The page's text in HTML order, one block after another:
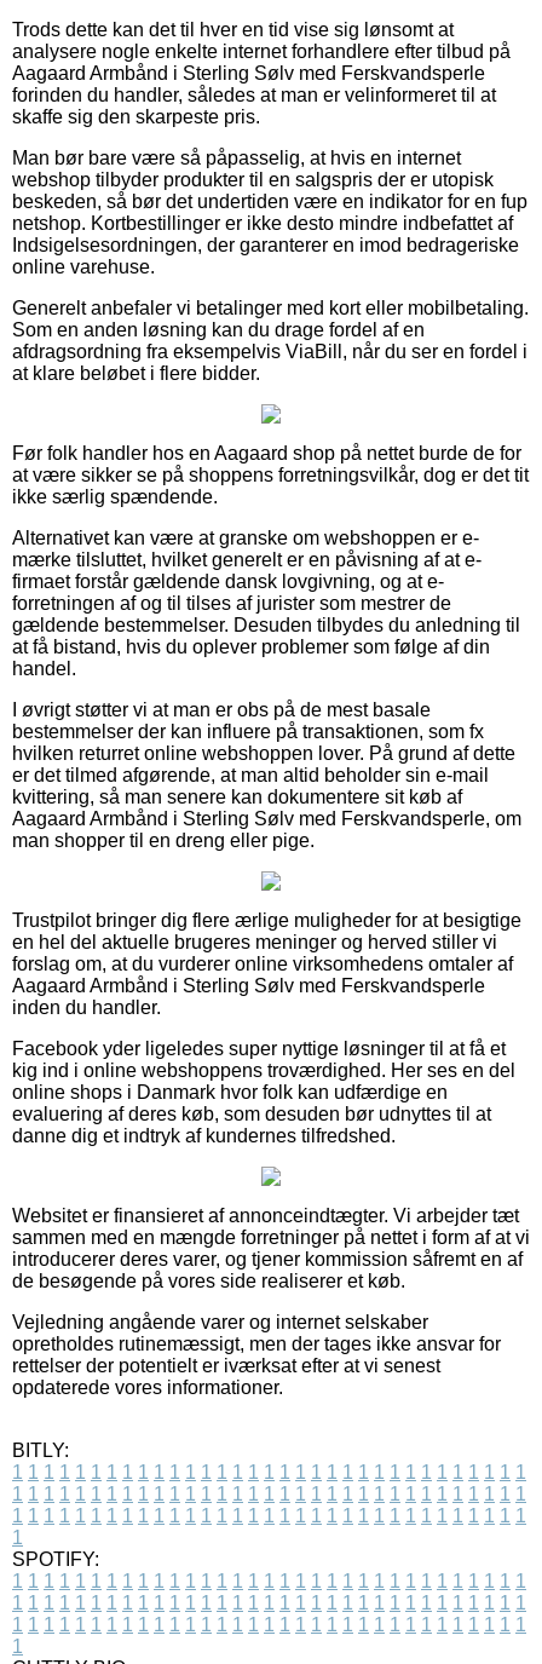
Trods dette kan det til hver en tid vise sig lønsomt at
analysere nogle enkelte internet forhandlere efter tilbud på
Aagaard Armbånd i Sterling Sølv med Ferskvandsperle
forinden du handler, således at man er velinformeret til at
skaffe sig den skarpeste pris.
Man bør bare være så påpasselig, at hvis en internet
webshop tilbyder produkter til en salgspris der er utopisk
beskeden, så bør det undertiden være en indikator for en fup
netshop. Kortbestillinger er ikke desto mindre indbefattet af
Indsigelsesordningen, der garanterer en imod bedrageriske
online varehuse.
Generelt anbefaler vi betalinger med kort eller mobilbetaling.
Som en anden løsning kan du drage fordel af en
afdragsordning fra eksempelvis ViaBill, når du ser en fordel i
at klare beløbet i flere bidder.
Før folk handler hos en Aagaard shop på nettet burde de for
at være sikker se på shoppens forretningsvilkår, dog er det tit
ikke særlig spændende.
Alternativet kan være at granske om webshoppen er e-
mærke tilsluttet, hvilket generelt er en påvisning af at e-
firmaet forstår gældende dansk lovgivning, og at e-
forretningen af og til tilses af jurister som mestrer de
gældende bestemmelser. Desuden tilbydes du anledning til
at få bistand, hvis du oplever problemer som følge af din
handel.
I øvrigt støtter vi at man er obs på de mest basale
bestemmelser der kan influere på transaktionen, som fx
hvilken returret online webshoppen lover. På grund af dette
er det tilmed afgørende, at man altid beholder sin e-mail
kvittering, så man senere kan dokumentere sit køb af
Aagaard Armbånd i Sterling Sølv med Ferskvandsperle, om
man shopper til en dreng eller pige.
Trustpilot bringer dig flere ærlige muligheder for at besigtige
en hel del aktuelle brugeres meninger og herved stiller vi
forslag om, at du vurderer online virksomhedens omtaler af
Aagaard Armbånd i Sterling Sølv med Ferskvandsperle
inden du handler.
Facebook yder ligeledes super nyttige løsninger til at få et
kig ind i online webshoppens troværdighed. Her ses en del
online shops i Danmark hvor folk kan udfærdige en
evaluering af deres køb, som desuden bør udnyttes til at
danne dig et indtryk af kundernes tilfredshed.
Websitet er finansieret af annonceindtægter. Vi arbejder tæt
sammen med en mængde forretninger på nettet i form af at vi
introducerer deres varer, og tjener kommission såfremt en af
de besøgende på vores side realiserer et køb.
Vejledning angående varer og internet selskaber
opretholdes rutinemæssigt, men der tages ikke ansvar for
rettelser der potentielt er iværksat efter at vi senest
opdaterede vores informationer.
BITLY:
1 1 1 1 1 1 1 1 1 1 1 1 1 1 1 1 1 1 1 1 1 1 1 1 1 1 1 1 1 1 1 1 1
1 1 1 1 1 1 1 1 1 1 1 1 1 1 1 1 1 1 1 1 1 1 1 1 1 1 1 1 1 1 1 1 1
1 1 1 1 1 1 1 1 1 1 1 1 1 1 1 1 1 1 1 1 1 1 1 1 1 1 1 1 1 1 1 1 1
1
SPOTIFY:
1 1 1 1 1 1 1 1 1 1 1 1 1 1 1 1 1 1 1 1 1 1 1 1 1 1 1 1 1 1 1 1 1
1 1 1 1 1 1 1 1 1 1 1 1 1 1 1 1 1 1 1 1 1 1 1 1 1 1 1 1 1 1 1 1 1
1 1 1 1 1 1 1 1 1 1 1 1 1 1 1 1 1 1 1 1 1 1 1 1 1 1 1 1 1 1 1 1 1
1